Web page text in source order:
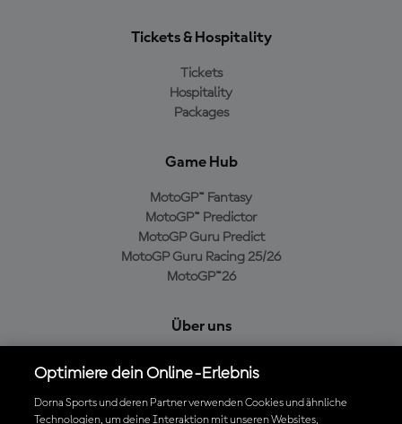
Tickets & Hospitality
Tickets
Hospitality
Packages
Game Hub
MotoGP™ Fantasy
MotoGP™ Predictor
MotoGP Guru Predict
MotoGP Guru Racing 25/26
MotoGP™26
Über uns
Cookie-Richtlinien
Geschäftsbedingungen
Optimiere dein Online-Erlebnis
Dorna Sports und deren Partner verwenden Cookies und ähnliche
Technologien, um deine Interaktion mit unseren Websites,